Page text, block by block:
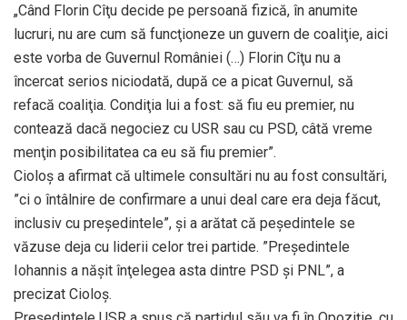
„Când Florin Cîţu decide pe persoană fizică, în anumite
lucruri, nu are cum să funcţioneze un guvern de coaliţie, aici
este vorba de Guvernul României (…) Florin Cîţu nu a
încercat serios niciodată, după ce a picat Guvernul, să
refacă coaliţia. Condiţia lui a fost: să fiu eu premier, nu
contează dacă negociez cu USR sau cu PSD, câtă vreme
menţin posibilitatea ca eu să fiu premier”.
Cioloş a afirmat că ultimele consultări nu au fost consultări,
”ci o întâlnire de confirmare a unui deal care era deja făcut,
inclusiv cu preşedintele”, şi a arătat că peşedintele se
văzuse deja cu liderii celor trei partide. ”Preşedintele
Iohannis a năşit înţelegea asta dintre PSD şi PNL”, a
precizat Cioloş.